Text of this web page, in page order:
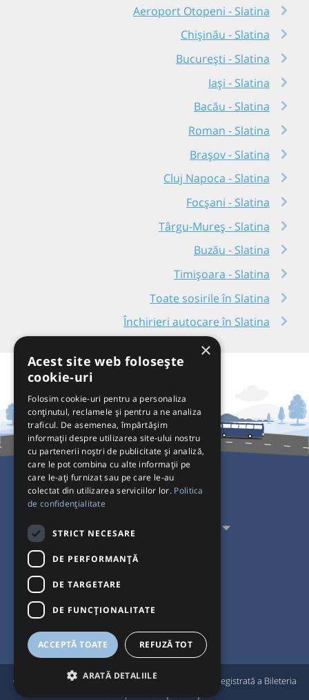
Aeroport Otopeni - Slatina
Chișinău - Slatina
București - Slatina
Iași - Slatina
Bacău - Slatina
Roman - Slatina
Brașov - Slatina
Cluj Napoca - Slatina
Focșani - Slatina
Târgu-Mureș - Slatina
Buzău - Slatina
Timișoara - Slatina
Toate sosirile în Slatina
Închirieri autocare în Slatina
Pentru Călători
Pentru Transportatori
Interacționăm
Acceptăm plăți cu
© Bileteria 2004-2026 | Autogari.RO®
este marcă înregistrată a Bileteria
×
Acest site web folosește
cookie-uri
Folosim cookie-uri pentru a personaliza
conținutul, reclamele și pentru a ne analiza
traficul. De asemenea, împărtășim
informații despre utilizarea site-ului nostru
cu partenerii noștri de publicitate și analiză,
care le pot combina cu alte informații pe
care le-ați furnizat sau pe care le-au
colectat din utilizarea serviciilor lor. Politica
de confidențialitate
STRICT NECESARE
DE PERFORMANȚĂ
DE TARGETARE
DE FUNCŢIONALITATE
ACCEPTĂ TOATE REFUZĂ TOT
ARATĂ DETALIILE